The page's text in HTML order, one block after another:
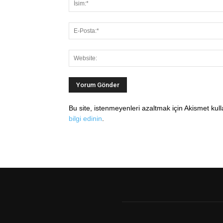
Bu site, istenmeyenleri azaltmak için Akismet
bilgi edinin